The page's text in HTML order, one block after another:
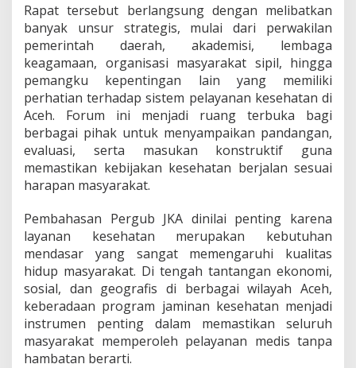
a
n
W
a
r
g
a
e
Rapat tersebut berlangsung dengan melibatkan
banyak unsur strategis, mulai dari perwakilan
pemerintah daerah, akademisi, lembaga
keagamaan, organisasi masyarakat sipil, hingga
pemangku kepentingan lain yang memiliki
perhatian terhadap sistem pelayanan kesehatan di
Aceh. Forum ini menjadi ruang terbuka bagi
berbagai pihak untuk menyampaikan pandangan,
evaluasi, serta masukan konstruktif guna
memastikan kebijakan kesehatan berjalan sesuai
harapan masyarakat.
Pembahasan Pergub JKA dinilai penting karena
layanan kesehatan merupakan kebutuhan
mendasar yang sangat memengaruhi kualitas
hidup masyarakat. Di tengah tantangan ekonomi,
sosial, dan geografis di berbagai wilayah Aceh,
keberadaan program jaminan kesehatan menjadi
instrumen penting dalam memastikan seluruh
masyarakat memperoleh pelayanan medis tanpa
hambatan berarti.